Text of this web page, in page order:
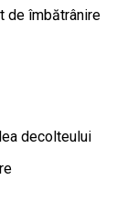
de îmbătrânire
decolteului